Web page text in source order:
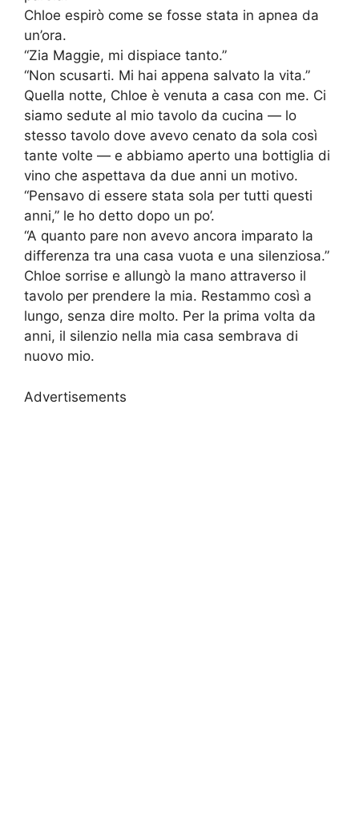
Chloe espirò come se fosse stata in apnea da
un’ora.
“Zia Maggie, mi dispiace tanto.”
“Non scusarti. Mi hai appena salvato la vita.”
Quella notte, Chloe è venuta a casa con me. Ci
siamo sedute al mio tavolo da cucina — lo
stesso tavolo dove avevo cenato da sola così
tante volte — e abbiamo aperto una bottiglia di
vino che aspettava da due anni un motivo.
“Pensavo di essere stata sola per tutti questi
anni,” le ho detto dopo un po’.
“A quanto pare non avevo ancora imparato la
differenza tra una casa vuota e una silenziosa.”
Chloe sorrise e allungò la mano attraverso il
tavolo per prendere la mia. Restammo così a
lungo, senza dire molto. Per la prima volta da
anni, il silenzio nella mia casa sembrava di
nuovo mio.
Advertisements